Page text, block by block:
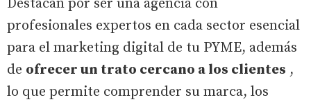
Destacan por ser una agencia con
profesionales expertos en cada sector esencial
para el marketing digital de tu PYME, además
de ofrecer un trato cercano a los clientes ,
lo que permite comprender su marca, los